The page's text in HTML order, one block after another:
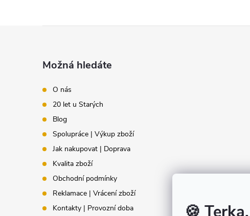
Možná hledáte
O nás
20 let u Starých
Blog
Spolupráce | Výkup zboží
Jak nakupovat | Doprava
Kvalita zboží
Obchodní podmínky
Reklamace | Vrácení zboží
Kontakty | Provozní doba